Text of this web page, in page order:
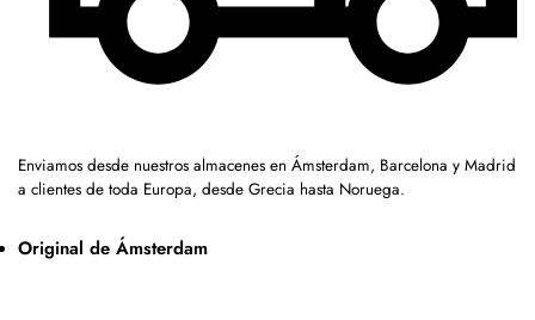
Enviamos desde nuestros almacenes en Ámsterdam, Barcelona y Madrid
a clientes de toda Europa, desde Grecia hasta Noruega.
Original de Ámsterdam